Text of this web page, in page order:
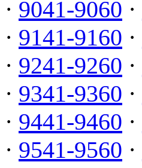
· 9041-9060 ·
· 9141-9160 ·
· 9241-9260 ·
· 9341-9360 ·
· 9441-9460 ·
· 9541-9560 ·